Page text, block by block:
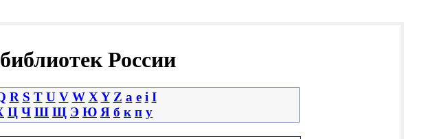
России
R S T U V W X Y Z a e i І
Ц Ч Ш Щ Э Ю Я б к п у